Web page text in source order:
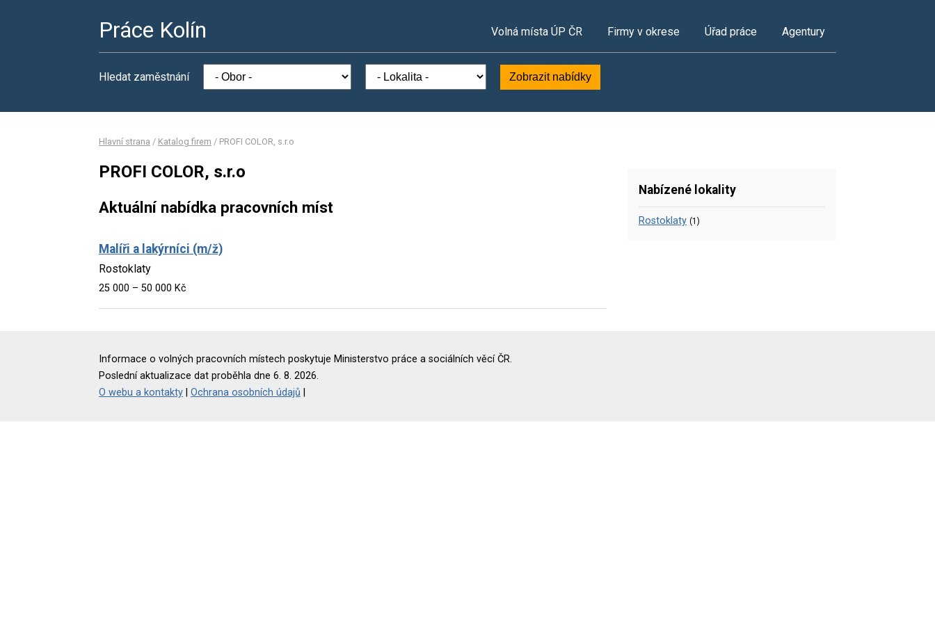
Práce Kolín Volná místa ÚP ČR Firmy v okrese Úřad práce Agentury
Hledat zaměstnání Zobrazit nabídky
Hlavní strana / Katalog firem / PROFI COLOR, s.r.o
PROFI COLOR, s.r.o
Aktuální nabídka pracovních míst
Malíři a lakýrníci (m/ž)
Rostoklaty
25 000 – 50 000 Kč
Nabízené lokality
Rostoklaty (1)
Informace o volných pracovních místech poskytuje Ministerstvo práce a sociálních věcí ČR.
Poslední aktualizace dat proběhla dne 6. 8. 2026.
O webu a kontakty
Ochrana osobních údajů